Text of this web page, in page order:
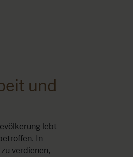
und
lebt
In
verdienen,